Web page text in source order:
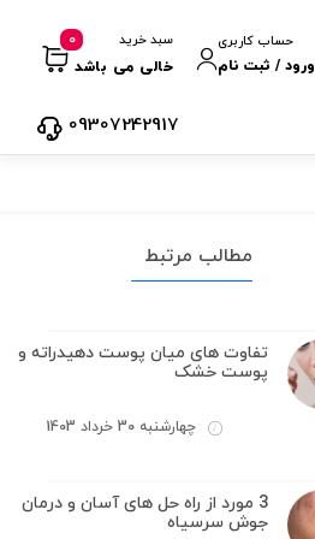
حساب کاربری
ورود / ثبت نام
سبد خرید
خالی می باشد
0
09307242917
مطالب مرتبط
تفاوت های میان پوست دهیدراته و
پوست خشک
چهارشنبه 30 خرداد 1403
3 مورد از راه حل های آسان و درمان
جوش سرسیاه